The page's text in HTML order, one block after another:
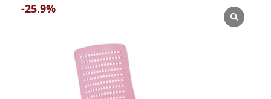
-25.9%